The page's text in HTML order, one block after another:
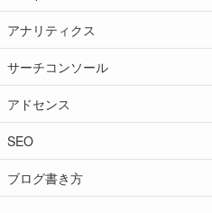
アナリティクス
サーチコンソール
アドセンス
SEO
ブログ書き方